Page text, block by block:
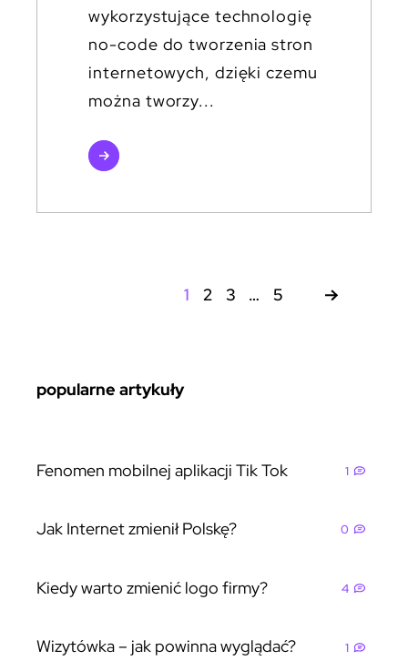
wykorzystujące technologię
no-code do tworzenia stron
internetowych, dzięki czemu
można tworzy...
czytaj
więcej
1 2 3 … 5
popularne artykuły
Fenomen mobilnej aplikacji Tik Tok 1
Jak Internet zmienił Polskę? 0
Kiedy warto zmienić logo firmy? 4
Wizytówka – jak powinna wyglądać? 1